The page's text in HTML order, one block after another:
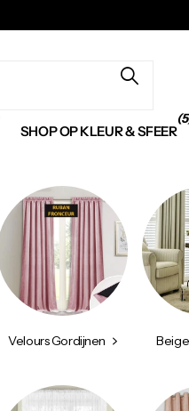
SHOP OP KLEUR & SFEER
Velours Gordijnen